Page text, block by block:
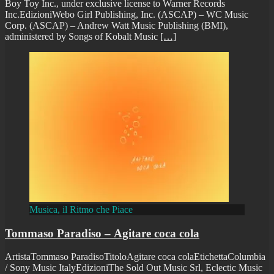
Boy Toy Inc., under exclusive license to Warner Records
Inc.EdizioniWebo Girl Publishing, Inc. (ASCAP) – WC Music
Corp. (ASCAP) – Andrew Watt Music Publishing (BMI),
administered by Songs of Kobalt Music […]
Musica, il Ritmo che Piace
Tommaso Paradiso – Agitare coca cola
ArtistaTommaso ParadisoTitoloAgitare coca colaEtichettaColumbia
/ Sony Music ItalyEdizioniThe Sold Out Music Srl, Eclectic Music